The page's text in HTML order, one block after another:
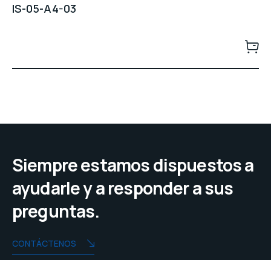
IS-05-A4-03
Siempre estamos dispuestos a
ayudarle y a responder a sus
preguntas.
CONTÁCTENOS